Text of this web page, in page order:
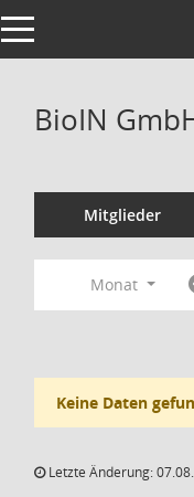
Toggle navigation
BioIN
Mitglieder
Monat
Keine Daten
Letzte Änderung: